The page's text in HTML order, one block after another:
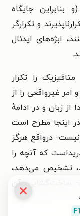
جایگاه
و تکرارگر
ابژه‌های ایدئال
را تکرار
غیرواقعی را از
از زبان و در ادامهٔ
در اینجا مطرح است
نیست- درواقع هرگز
که آنچه را
تشخیص می‌دهد،
ساخت‌گشایی- آن